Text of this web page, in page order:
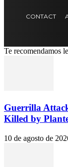
CONTACT
Te recomendamos
Guerrilla
Killed by
10 de agosto de